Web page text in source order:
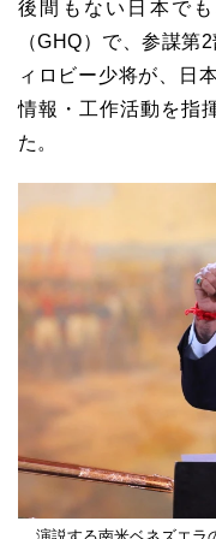
後間もない日本で
（GHQ）で、参謀第
ィロビー少将が、日
情報・工作活動を指
た。